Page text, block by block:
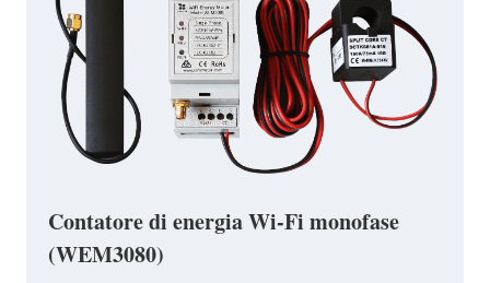
Contatore di energia Wi-Fi monofase
(WEM3080)